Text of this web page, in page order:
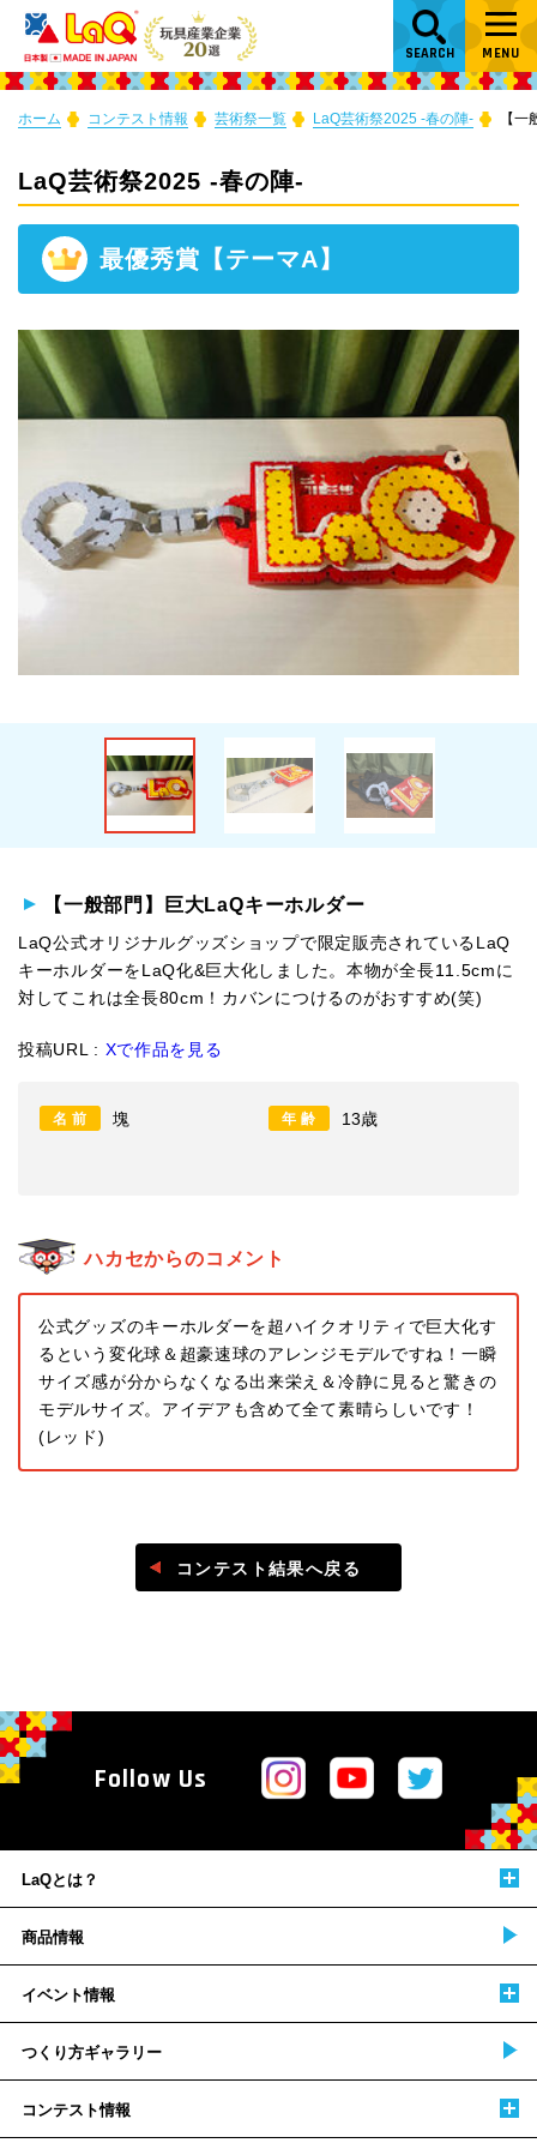
SEARCH MENU
ホーム コンテスト情報 芸術祭一覧 LaQ芸術祭2025 -春の陣- 【
LaQ芸術祭2025 -春の陣-
最優秀賞【テーマA】
【一般部門】巨大LaQキーホルダー
LaQ公式オリジナルグッズショップで限定販売されているLaQ
キーホルダーをLaQ化&巨大化しました。本物が全長11.5cmに
対してこれは全長80cm！カバンにつけるのがおすすめ(笑)
投稿URL : Xで作品を見る
名前 塊 年齢 13歳
ハカセからのコメント
公式グッズのキーホルダーを超ハイクオリティで巨大化す
るという変化球＆超豪速球のアレンジモデルですね！一瞬
サイズ感が分からなくなる出来栄え＆冷静に見ると驚きの
モデルサイズ。アイデアも含めて全て素晴らしいです！
(レッド)
コンテスト結果へ戻る
Follow Us
LaQとは？
商品情報
イベント情報
つくり方ギャラリー
コンテスト情報